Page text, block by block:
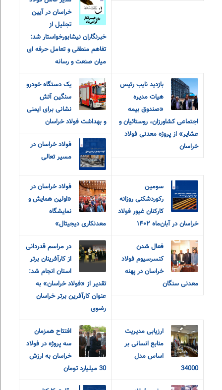
خراسان در آیین
تجلیل از
خبرنگاران نیشابورخواستار شد:
تفاهم منطقی و تعامل حرفه ای
میان صنعت و رسانه
بازدید نایب رئیس
هیات مدیره
«صندوق بیمه
اجتماعی کشاورزان، روستائیان و
عشایر» از پروژه معدنی فولاد
خراسان
یک دستگاه خودرو
سنگین آتش
نشانی برای ایمنی
و بهداشت فولاد خراسان
فولاد خراسان در
مسیر تعالی
سومین
رکوردشکنی روزانه
کارکنان غیور فولاد
خراسان در آبان‌ماه ۱۴۰۲
فولاد خراسان در
«اولین همایش و
نمایشگاه
معدنکاری دیجیتال»
فعال شدن
کنسرسیوم فولاد
خراسان در پهنه
معدنی سنگان
در مراسم قدردانی
از کارآفرینان برتر
استان انجام شد:
تقدیر از «فولاد خراسان» به
عنوان کارآفرین برتر خراسان
رضوی
ارزیابی مدیریت
منابع انسانی بر
اساس مدل
34000
افتتاح همزمان
سه پروژه در فولاد
خراسان به ارزش
30 میلیارد تومان